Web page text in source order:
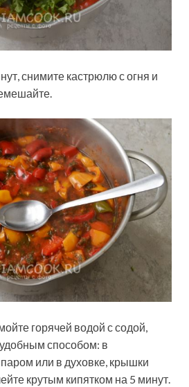
снимите кастрюлю с огня и
горячей водой с содой,
способом: в
или в духовке, крышки
крутым кипятком на 5 минут.